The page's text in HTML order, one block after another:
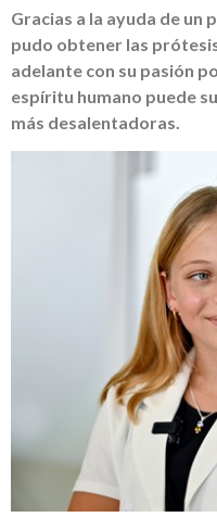
Gracias a la ayuda de un
pudo obtener las
adelante con su pasión
espíritu humano puede
más desalentadoras.